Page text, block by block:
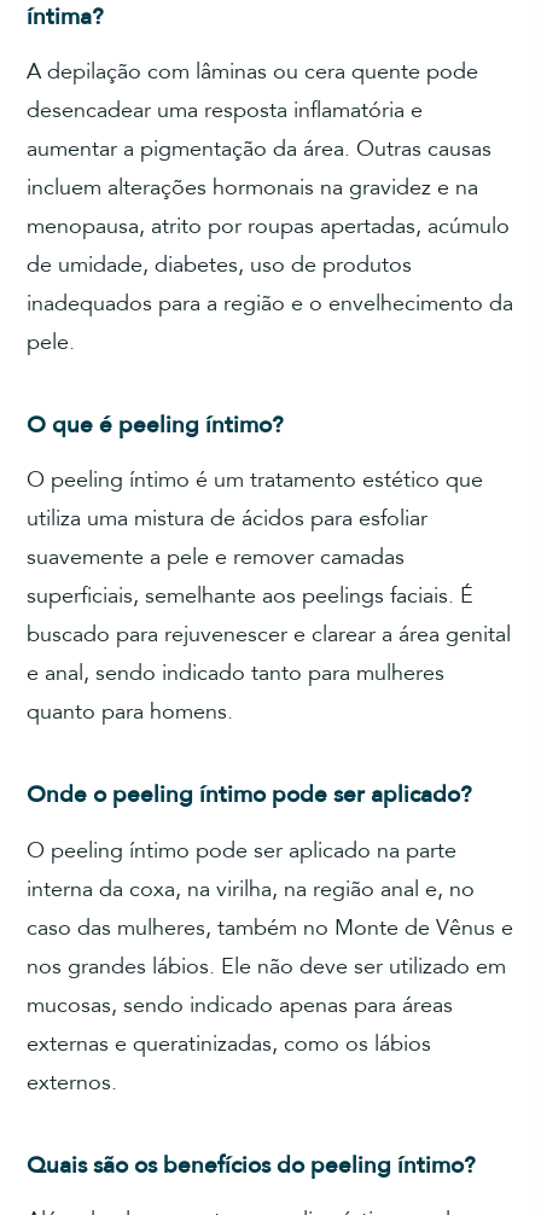
íntima?
A depilação com lâminas ou cera quente pode
desencadear uma resposta inflamatória e
aumentar a pigmentação da área. Outras causas
incluem alterações hormonais na gravidez e na
menopausa, atrito por roupas apertadas, acúmulo
de umidade, diabetes, uso de produtos
inadequados para a região e o envelhecimento da
pele.
O que é peeling íntimo?
O peeling íntimo é um tratamento estético que
utiliza uma mistura de ácidos para esfoliar
suavemente a pele e remover camadas
superficiais, semelhante aos peelings faciais. É
buscado para rejuvenescer e clarear a área genital
e anal, sendo indicado tanto para mulheres
quanto para homens.
Onde o peeling íntimo pode ser aplicado?
O peeling íntimo pode ser aplicado na parte
interna da coxa, na virilha, na região anal e, no
caso das mulheres, também no Monte de Vênus e
nos grandes lábios. Ele não deve ser utilizado em
mucosas, sendo indicado apenas para áreas
externas e queratinizadas, como os lábios
externos.
Quais são os benefícios do peeling íntimo?